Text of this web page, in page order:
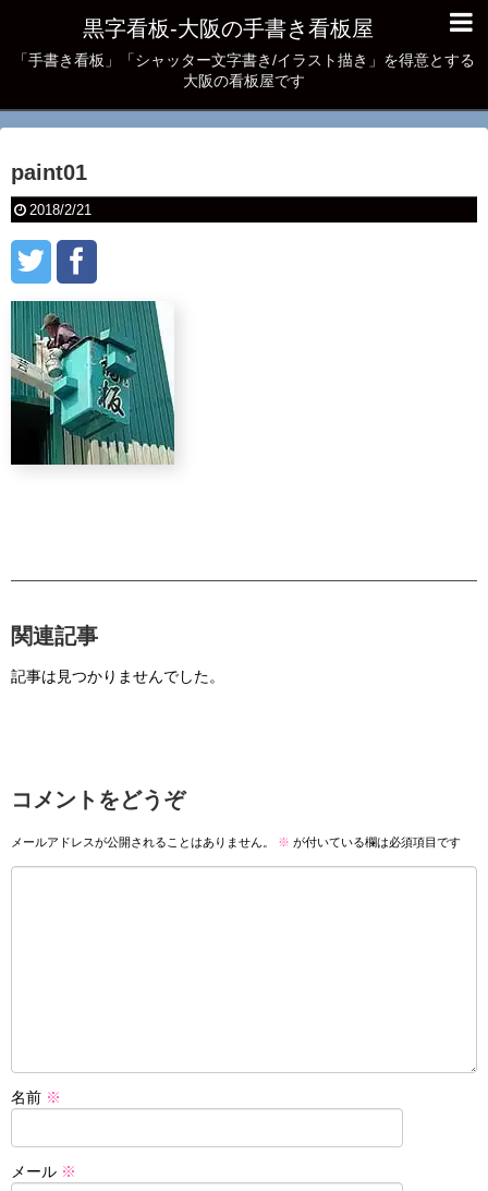
黒字看板‐大阪の手書き看板屋
「手書き看板」「シャッター文字書き/イラスト描き」を得意とする
大阪の看板屋です
paint01
2018/2/21
関連記事
記事は見つかりませんでした。
コメントをどうぞ
メールアドレスが公開されることはありません。 ※ が付いている欄は必須項目です
名前 ※
メール ※